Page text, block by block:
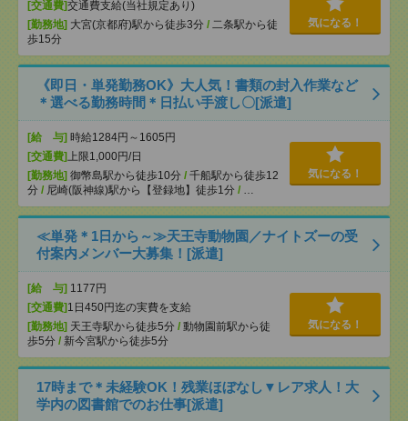
[交通費]交通費支給(当社規定あり)
[勤務地] 大宮(京都府)駅から徒歩3分 / 二条駅から徒
歩15分
気になる！
《即日・単発勤務OK》大人気！書類の封入作業など
＊選べる勤務時間＊日払い手渡し〇[派遣]
[給 与] 時給1284円～1605円
[交通費] 上限1,000円/日
[勤務地] 御幣島駅から徒歩10分 / 千船駅から徒歩12
分 / 尼崎(阪神線)駅から【登録地】徒歩1分 / …
気になる！
≪単発＊1日から～≫天王寺動物園／ナイトズーの受
付案内メンバー大募集！[派遣]
[給 与] 1177円
[交通費] 1日450円迄の実費を支給
[勤務地] 天王寺駅から徒歩5分 / 動物園前駅から徒
歩5分 / 新今宮駅から徒歩5分
気になる！
17時まで＊未経験OK！残業ほぼなし▼レア求人！大
学内の図書館でのお仕事[派遣]